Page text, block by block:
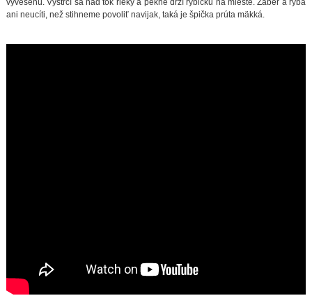
vyvesenú. Vystrčí sa nad tok rieky a pekne drží rybičku na mieste. Záber a ryba
ani neucíti, než stihneme povoliť navijak, taká je špička prúta mäkká.